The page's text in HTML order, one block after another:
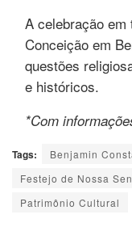
A celebração em
Conceição em
questões
e históricos.
*Com
Tags: Benjamin
Festejo de Nossa
Patrimônio Cultural